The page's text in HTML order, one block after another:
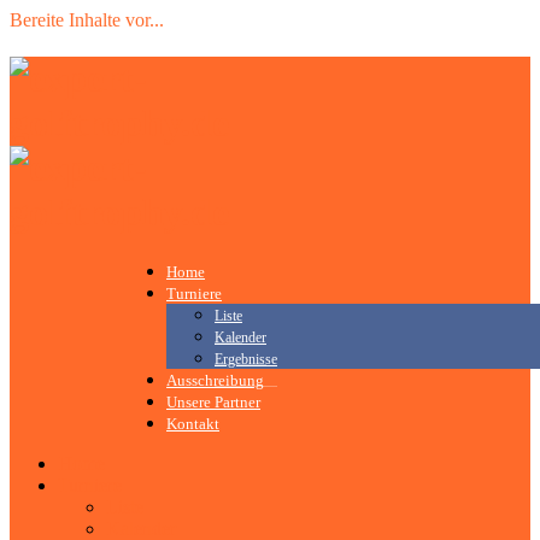
Bereite Inhalte vor...
Home
Turniere
Liste
Kalender
Ergebnisse
Ausschreibung
Unsere Partner
Kontakt